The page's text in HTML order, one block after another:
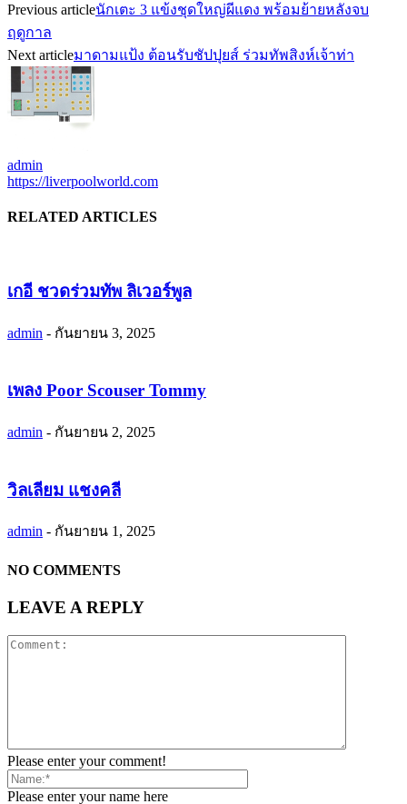
Previous articleนักเตะ 3 แข้งชุดใหญ่ผีแดง พร้อมย้ายหลังจบ
ฤดูกาล
Next articleมาดามแป้ง ต้อนรับชัปปุยส์ ร่วมทัพสิงห์เจ้าท่า
admin
https://liverpoolworld.com
RELATED ARTICLES
เกอี ชวดร่วมทัพ ลิเวอร์พูล
admin - กันยายน 3, 2025
เพลง Poor Scouser Tommy
admin - กันยายน 2, 2025
วิลเลียม แชงคลี
admin - กันยายน 1, 2025
NO COMMENTS
LEAVE A REPLY
Please enter your comment!
Please enter your name here